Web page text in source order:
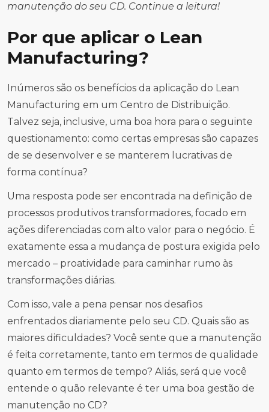
manutenção do seu CD. Continue a leitura!
Por que aplicar o Lean
Manufacturing?
Inúmeros são os benefícios da aplicação do Lean
Manufacturing em um Centro de Distribuição.
Talvez seja, inclusive, uma boa hora para o seguinte
questionamento: como certas empresas são capazes
de se desenvolver e se manterem lucrativas de
forma contínua?
Uma resposta pode ser encontrada na definição de
processos produtivos transformadores, focado em
ações diferenciadas com alto valor para o negócio. É
exatamente essa a mudança de postura exigida pelo
mercado – proatividade para caminhar rumo às
transformações diárias.
Com isso, vale a pena pensar nos desafios
enfrentados diariamente pelo seu CD. Quais são as
maiores dificuldades? Você sente que a manutenção
é feita corretamente, tanto em termos de qualidade
quanto em termos de tempo? Aliás, será que você
entende o quão relevante é ter uma boa gestão de
manutenção no CD?